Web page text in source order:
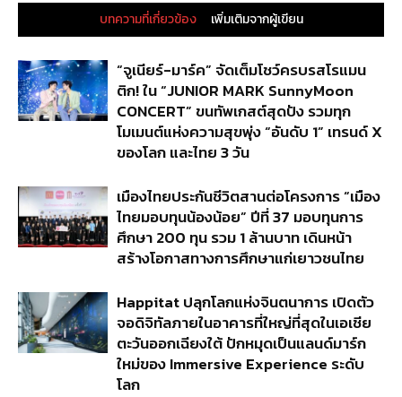
บทความที่เกี่ยวข้อง เพิ่มเติมจากผู้เขียน
“จูเนียร์-มาร์ค” จัดเต็มโชว์ครบรสโรแมน
ติก! ใน “JUNIOR MARK SunnyMoon
CONCERT” ขนทัพเกสต์สุดปัง รวมทุก
โมเมนต์แห่งความสุขพุ่ง “อันดับ 1” เทรนด์ X
ของโลก และไทย 3 วัน
เมืองไทยประกันชีวิตสานต่อโครงการ “เมือง
ไทยมอบทุนน้องน้อย” ปีที่ 37 มอบทุนการ
ศึกษา 200 ทุน รวม 1 ล้านบาท เดินหน้า
สร้างโอกาสทางการศึกษาแก่เยาวชนไทย
Happitat ปลุกโลกแห่งจินตนาการ เปิดตัว
จอดิจิทัลภายในอาคารที่ใหญ่ที่สุดในเอเชีย
ตะวันออกเฉียงใต้ ปักหมุดเป็นแลนด์มาร์ก
ใหม่ของ Immersive Experience ระดับ
โลก